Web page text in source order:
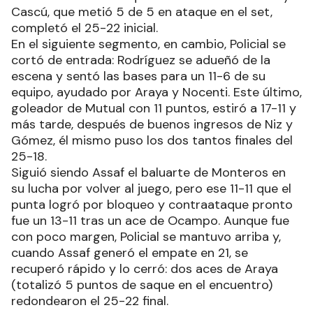
Cascú, que metió 5 de 5 en ataque en el set,
completó el 25-22 inicial.
En el siguiente segmento, en cambio, Policial se
cortó de entrada: Rodríguez se adueñó de la
escena y sentó las bases para un 11-6 de su
equipo, ayudado por Araya y Nocenti. Este último,
goleador de Mutual con 11 puntos, estiró a 17-11 y
más tarde, después de buenos ingresos de Niz y
Gómez, él mismo puso los dos tantos finales del
25-18.
Siguió siendo Assaf el baluarte de Monteros en
su lucha por volver al juego, pero ese 11-11 que el
punta logró por bloqueo y contraataque pronto
fue un 13-11 tras un ace de Ocampo. Aunque fue
con poco margen, Policial se mantuvo arriba y,
cuando Assaf generó el empate en 21, se
recuperó rápido y lo cerró: dos aces de Araya
(totalizó 5 puntos de saque en el encuentro)
redondearon el 25-22 final.